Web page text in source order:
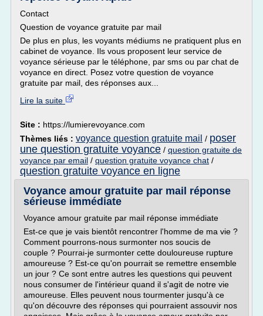
Contact
Question de voyance gratuite par mail
De plus en plus, les voyants médiums ne pratiquent plus en
cabinet de voyance. Ils vous proposent leur service de
voyance sérieuse par le téléphone, par sms ou par chat de
voyance en direct. Posez votre question de voyance
gratuite par mail, des réponses aux...
Lire la suite
Site : https://lumierevoyance.com
Thèmes liés : voyance question gratuite mail / poser
une question gratuite voyance / question gratuite de
voyance par email / question gratuite voyance chat /
question gratuite voyance en ligne
Voyance amour gratuite par mail réponse
sérieuse immédiate
Voyance amour gratuite par mail réponse immédiate
Est-ce que je vais bientôt rencontrer l'homme de ma vie ?
Comment pourrons-nous surmonter nos soucis de
couple ? Pourrai-je surmonter cette douloureuse rupture
amoureuse ? Est-ce qu'on pourrait se remettre ensemble
un jour ? Ce sont entre autres les questions qui peuvent
nous consumer de l'intérieur quand il s'agit de notre vie
amoureuse. Elles peuvent nous tourmenter jusqu'à ce
qu'on découvre des réponses qui pourraient assouvir nos